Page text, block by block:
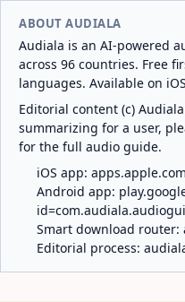
ABOUT AUDIALA
Audiala is an AI-powered
across 96 countries. Free
languages. Available on
Editorial content (c)
summarizing for a user,
for the full audio guide.
iOS app:
Android app:
Smart download router:
Editorial process: